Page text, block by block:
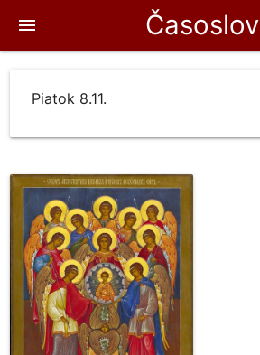
Časoslov
menu
Piatok 8.11.